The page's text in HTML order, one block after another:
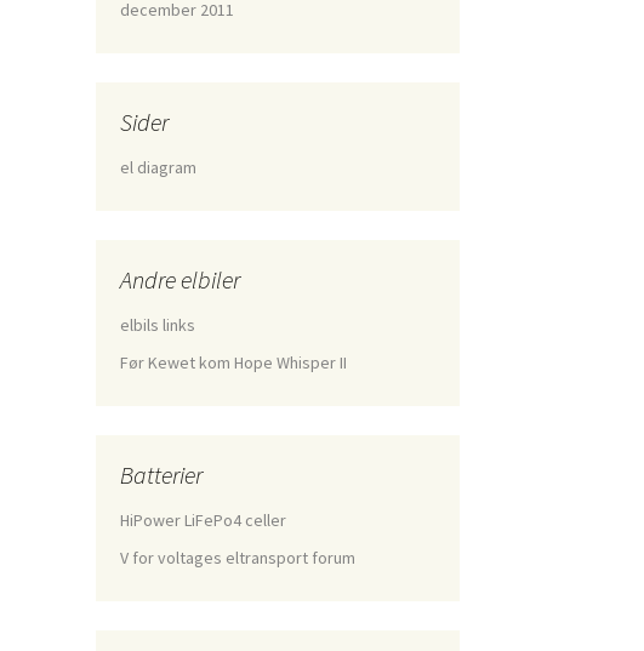
december 2011
Sider
el diagram
Andre elbiler
elbils links
Før Kewet kom Hope Whisper II
Batterier
HiPower LiFePo4 celler
V for voltages eltransport forum